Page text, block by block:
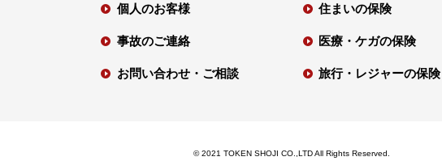
個人のお客様
事故のご連絡
お問い合わせ・ご相談
住まいの保険
医療・ケガの保険
旅行・レジャーの保険
© 2021 TOKEN SHOJI CO.,LTD All Rights Reserved.